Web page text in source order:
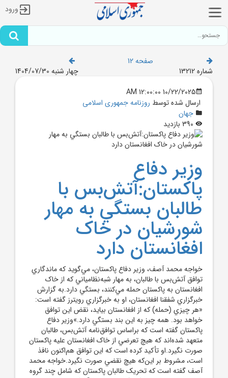
ورود
صفحه 12
شماره 13212
چهار شنبه 1404/07/30
10/22/2025 12:00:00 AM
ارسال شده توسط روزنامه جمهوری اسلامی
جهان
وزير دفاع
پاکستان:آتش‌بس با
طالبان بستگي به مهار
شورشيان در خاک
افغانستان دارد
خواجه محمد آصف، وزير دفاع پاکستان، مي‌گويد که ماندگاري
توافق آتش‌بس با طالبان، به مهار شبه‌نظامياني که از خاک
افغانستان به پاکستان حمله مي‌کنند، بستگي دارد.به گزارش
خبرگزاري شفقنا افغانستان، او به خبرگزاري رويترز گفته است:
«هر چيزي (حمله) که از افغانستان بيايد، نقض اين توافق
خواهد بود. همه‌ چيز به اين بند بستگي دارد.»وزير دفاع
پاکستان گفته است که براساس توافق‌نامه‌ آتش‌بس، طالبان
متعهد شده‌اند که هيچ تعرضي از خاک افغانستان عليه پاکستان
صورت نگيرد.او تأکيد کرده است که اين توافق هم‌اکنون نافذ
است، مشروط بر اين‌که هيچ نقضي صورت نگيرد.خواجه محمد
آصف گفته است که تحريک طالبان پاکستان که شامل چند گروه